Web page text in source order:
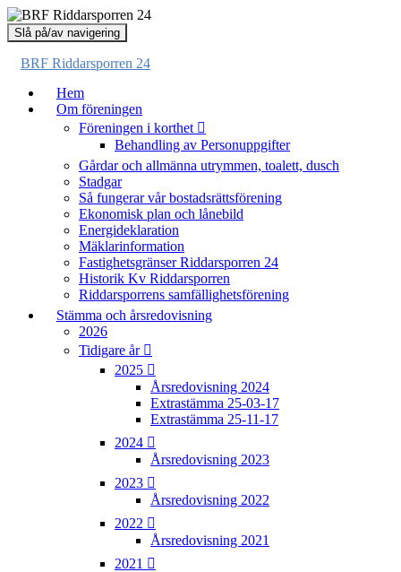
Slå på/av navigering
BRF Riddarsporren 24
Hem
Om föreningen
Föreningen i korthet
Behandling av Personuppgifter
Gårdar och allmänna utrymmen, toalett, dusch
Stadgar
Så fungerar vår bostadsrättsförening
Ekonomisk plan och lånebild
Energideklaration
Mäklarinformation
Fastighetsgränser Riddarsporren 24
Historik Kv Riddarsporren
Riddarsporrens samfällighetsförening
Stämma och årsredovisning
2026
Tidigare år
2025
Årsredovisning 2024
Extrastämma 25-03-17
Extrastämma 25-11-17
2024
Årsredovisning 2023
2023
Årsredovisning 2022
2022
Årsredovisning 2021
2021